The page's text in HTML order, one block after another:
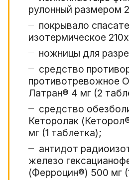
рулонный размером
покрывало
изотермическое
ножницы для
средство
противотревожное
Латран® 4 мг (2
средство
Кеторолак
мг (1 таблетка);
антидот
железо
(Ферроцин®) 500 мг